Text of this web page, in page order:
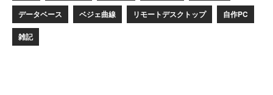
データベース ベジェ曲線 リモートデスクトップ 自作PC
雑記